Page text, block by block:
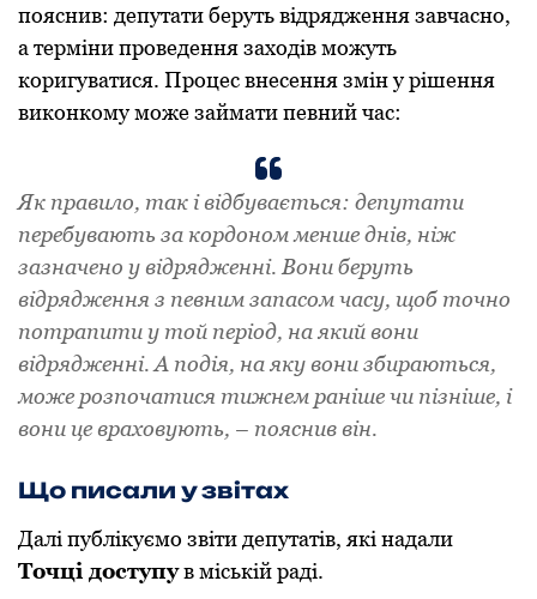
пояснив: депутати беруть відрядження завчасно,
а терміни проведення заходів можуть
коригуватися. Процес внесення змін у рішення
виконкому може займати певний час:
Як правило, так і відбувається: депутати
перебувають за кордоном менше днів, ніж
зазначено у відрядженні. Вони беруть
відрядження з певним запасом часу, щоб точно
потрапити у той період, на який вони
відрядженні. А подія, на яку вони збираються,
може розпочатися тижнем раніше чи пізніше, і
вони це враховують, – пояснив він.
Що писали у звітах
Далі публікуємо звіти депутатів, які надали
Точці доступув міській раді.